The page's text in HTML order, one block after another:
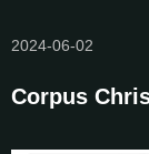
2024-06-02
Corpus